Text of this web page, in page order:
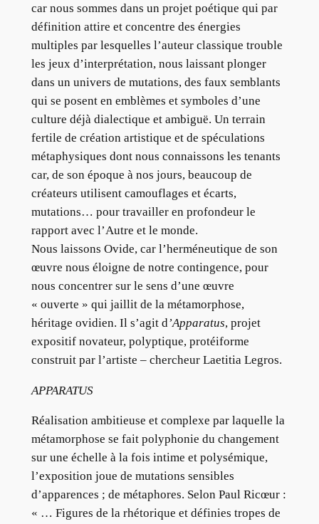
car nous sommes dans un projet poétique qui par
définition attire et concentre des énergies
multiples par lesquelles l’auteur classique trouble
les jeux d’interprétation, nous laissant plonger
dans un univers de mutations, des faux semblants
qui se posent en emblèmes et symboles d’une
culture déjà dialectique et ambiguë. Un terrain
fertile de création artistique et de spéculations
métaphysiques dont nous connaissons les tenants
car, de son époque à nos jours, beaucoup de
créateurs utilisent camouflages et écarts,
mutations… pour travailler en profondeur le
rapport avec l’Autre et le monde.
Nous laissons Ovide, car l’herméneutique de son
œuvre nous éloigne de notre contingence, pour
nous concentrer sur le sens d’une œuvre
« ouverte » qui jaillit de la métamorphose,
héritage ovidien. Il s’agit d’Apparatus, projet
expositif novateur, polyptique, protéiforme
construit par l’artiste – chercheur Laetitia Legros.
APPARATUS
Réalisation ambitieuse et complexe par laquelle la
métamorphose se fait polyphonie du changement
sur une échelle à la fois intime et polysémique,
l’exposition joue de mutations sensibles
d’apparences ; de métaphores. Selon Paul Ricœur :
« … Figures de la rhétorique et définies tropes de